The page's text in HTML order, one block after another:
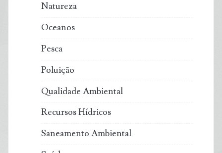
Natureza
Oceanos
Pesca
Poluição
Qualidade Ambiental
Recursos Hídricos
Saneamento Ambiental